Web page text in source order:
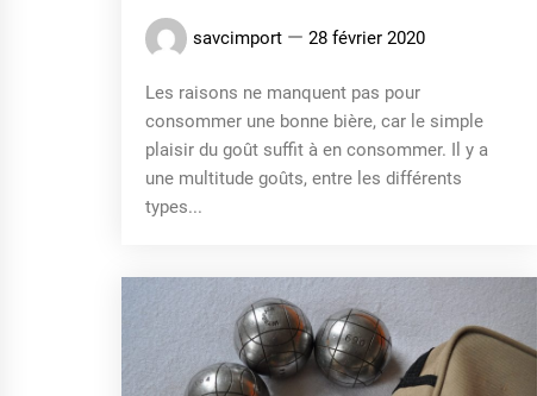
savcimport 28 février 2020
Les raisons ne manquent pas pour
consommer une bonne bière, car le simple
plaisir du goût suffit à en consommer. Il y a
une multitude goûts, entre les différents
types...